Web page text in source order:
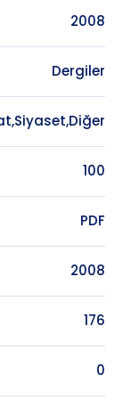
2008
Dergiler
100
PDF
2008
176
0